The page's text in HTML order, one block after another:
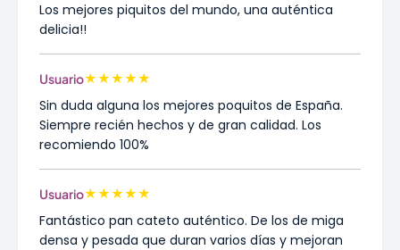
Los mejores piquitos del mundo, una auténtica
delicia!!
Usuario★★★★★
Sin duda alguna los mejores poquitos de España.
Siempre recién hechos y de gran calidad. Los
recomiendo 100%
Usuario★★★★★
Fantástico pan cateto auténtico. De los de miga
densa y pesada que duran varios días y mejoran